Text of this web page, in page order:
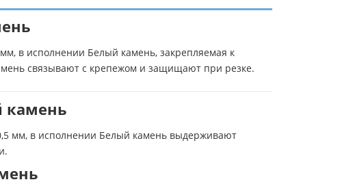
в исполнении Белый камень, закрепляемая к
связывают с крепежом и защищают при резке.
камень
мм, в исполнении Белый камень выдерживают